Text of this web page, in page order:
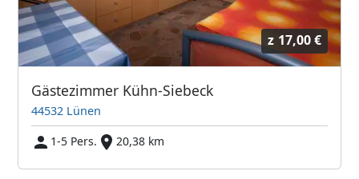
z 17,00 €
Gästezimmer Kühn-Siebeck
44532 Lünen
1-5 Pers.
20,38 km